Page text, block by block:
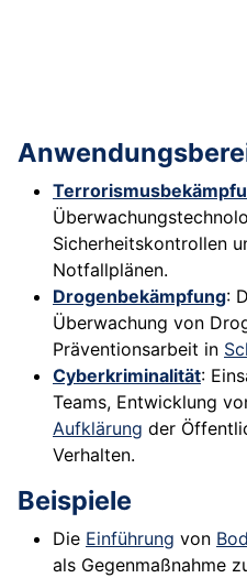
Sicherheitskontrollen
Notfallplänen.
Drogenbekämpfung:
Überwachung von
Präventionsarbeit in
Cyberkriminalität:
Teams, Entwicklung
Aufklärung der
Verhalten.
Beispiele
Die Einführung von
als Gegenmaßnahme